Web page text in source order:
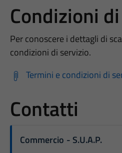
Condizioni
Per conoscere i dettagli di
condizioni di servizio.
Termini e condizioni di
Contatti
Commercio - S.U.A.P.